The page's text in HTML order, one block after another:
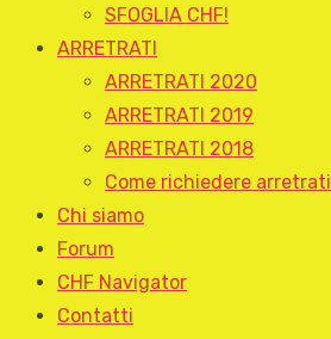
SFOGLIA CHF!
ARRETRATI
ARRETRATI 2020
ARRETRATI 2019
ARRETRATI 2018
Come richiedere arretrati
Chi siamo
Forum
CHF Navigator
Contatti